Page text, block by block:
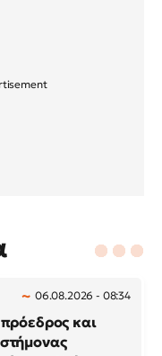
06.08.2026 - 08:34
και